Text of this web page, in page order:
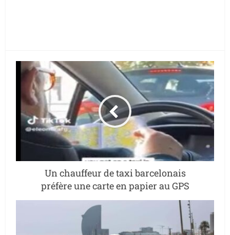
Un chauffeur de taxi barcelonais
préfère une carte en papier au GPS